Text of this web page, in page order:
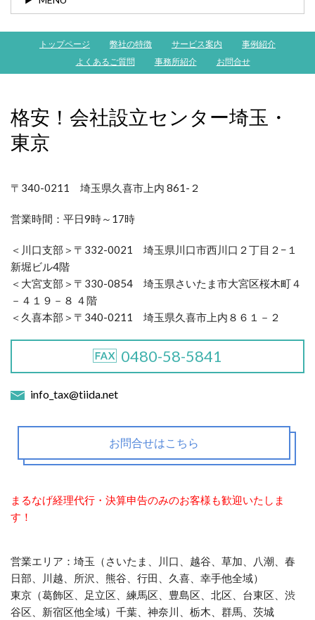
トップページ 弊社の特徴 サービス案内
事例紹介
よくあるご質問
事務所紹介 お問合せ
格安！会社設立センター埼玉・
東京
〒340-0211 埼玉県久喜市上内 861-２
営業時間： 平日9時～17時
＜川口支部＞〒332-0021 埼玉県川口市西川口２丁目２−１
新堀ビル4階
＜大宮支部＞〒330-0854 埼玉県さいたま市大宮区桜木町４
－４１９－８ ４階
＜久喜本部＞〒340-0211 埼玉県久喜市上内８６１－２
0480-58-5841
info_tax@tiida.net
お問合せはこちら
まるなげ経理代行・決算申告のみのお客様も歓迎いたしま
す！
営業エリア：埼玉（さいたま、川口、越谷、草加、八潮、春
日部、川越、所沢、熊谷、行田、久喜、幸手他全域）
東京（葛飾区、足立区、練馬区、豊島区、北区、台東区、渋
谷区、新宿区他全域）千葉、神奈川、栃木、群馬、茨城